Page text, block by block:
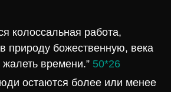
колоссальная работа,
природу божественную, века
времени.” 50*26
остаются более или менее